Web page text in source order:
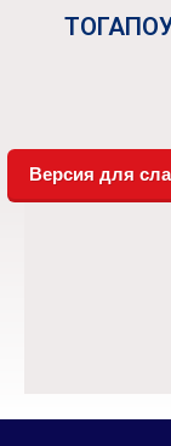
Версия для